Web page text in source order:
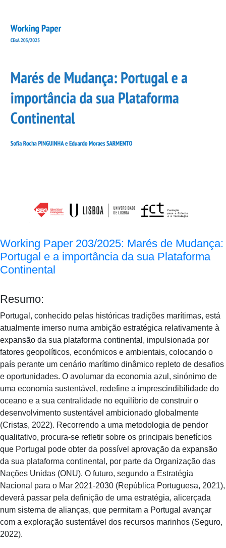
Working Paper 203/2025: Marés de Mudança:
Portugal e a importância da sua Plataforma
Continental
Resumo:
Portugal, conhecido pelas históricas tradições marítimas, está
atualmente imerso numa ambição estratégica relativamente à
expansão da sua plataforma continental, impulsionada por
fatores geopolíticos, económicos e ambientais, colocando o
país perante um cenário marítimo dinâmico repleto de desafios
e oportunidades. O avolumar da economia azul, sinónimo de
uma economia sustentável, redefine a imprescindibilidade do
oceano e a sua centralidade no equilíbrio de construir o
desenvolvimento sustentável ambicionado globalmente
(Cristas, 2022). Recorrendo a uma metodologia de pendor
qualitativo, procura-se refletir sobre os principais benefícios
que Portugal pode obter da possível aprovação da expansão
da sua plataforma continental, por parte da Organização das
Nações Unidas (ONU). O futuro, segundo a Estratégia
Nacional para o Mar 2021-2030 (República Portuguesa, 2021),
deverá passar pela definição de uma estratégia, alicerçada
num sistema de alianças, que permitam a Portugal avançar
com a exploração sustentável dos recursos marinhos (Seguro,
2022).